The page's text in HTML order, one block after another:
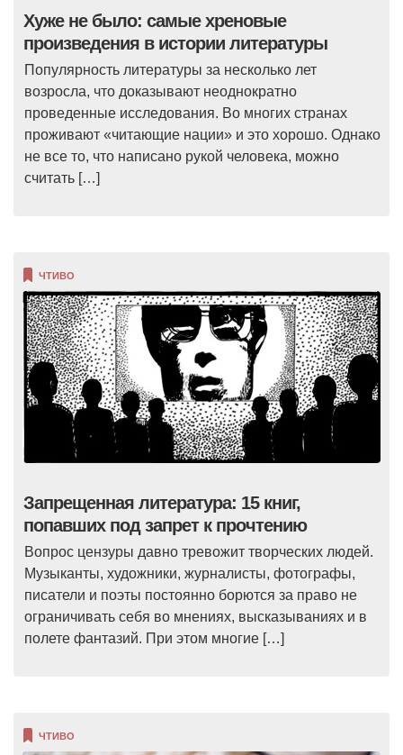
Хуже не было: самые хреновые
произведения в истории литературы
Популярность литературы за несколько лет
возросла, что доказывают неоднократно
проведенные исследования. Во многих странах
проживают «читающие нации» и это хорошо. Однако
не все то, что написано рукой человека, можно
считать […]
ЧТИВО
Запрещенная литература: 15 книг,
попавших под запрет к прочтению
Вопрос цензуры давно тревожит творческих людей.
Музыканты, художники, журналисты, фотографы,
писатели и поэты постоянно борются за право не
ограничивать себя во мнениях, высказываниях и в
полете фантазий. При этом многие […]
ЧТИВО